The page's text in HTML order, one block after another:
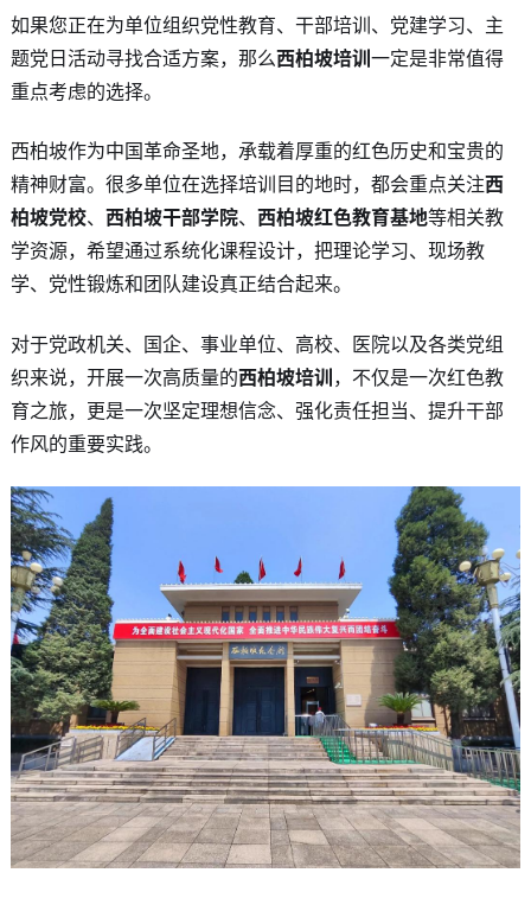
如果您正在为单位组织党性教育、干部培训、党建学习、主
题党日活动寻找合适方案，那么西柏坡培训一定是非常值得
重点考虑的选择。
西柏坡作为中国革命圣地，承载着厚重的红色历史和宝贵的
精神财富。很多单位在选择培训目的地时，都会重点关注西
柏坡党校、 西柏坡干部学院、 西柏坡红色教育基地等相关教
学资源，希望通过系统化课程设计，把理论学习、现场教
学、党性锻炼和团队建设真正结合起来。
对于党政机关、国企、事业单位、高校、医院以及各类党组
织来说，开展一次高质量的西柏坡培训，不仅是一次红色教
育之旅，更是一次坚定理想信念、强化责任担当、提升干部
作风的重要实践。